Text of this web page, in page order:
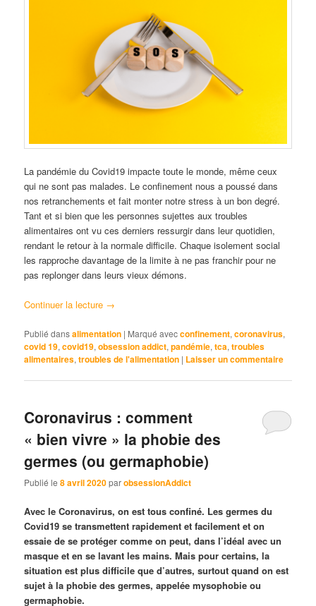
La pandémie du Covid19 impacte toute le monde, même ceux
qui ne sont pas malades. Le confinement nous a poussé dans
nos retranchements et fait monter notre stress à un bon degré.
Tant et si bien que les personnes sujettes aux troubles
alimentaires ont vu ces derniers ressurgir dans leur quotidien,
rendant le retour à la normale difficile. Chaque isolement social
les rapproche davantage de la limite à ne pas franchir pour ne
pas replonger dans leurs vieux démons.
Continuer la lecture →
Publié dansalimentation | Marqué avecconfinement,coronavirus,
covid 19,covid19,obsession addict,pandémie,tca,troubles
alimentaires,troubles de l'alimentation | Laisser un commentaire
Coronavirus : comment
« bien vivre » la phobie des
germes (ou germaphobie)
Publié le8 avril 2020parobsessionAddict
Avec le Coronavirus, on est tous confiné. Les germes du
Covid19 se transmettent rapidement et facilement et on
essaie de se protéger comme on peut, dans l’idéal avec un
masque et en se lavant les mains. Mais pour certains, la
situation est plus difficile que d’autres, surtout quand on est
sujet à la phobie des germes, appelée mysophobie ou
germaphobie.